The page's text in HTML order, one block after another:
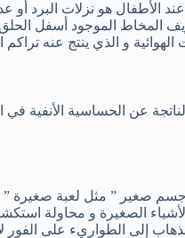
الأطفال هو نزلات البرد أو
المخاط الموجود أسفل الحلق.
و الذي ينتج عنه تراكم
عن الحساسية الأنفية
جسم صغير ” مثل لعبة صغيرة ”
الصغيرة و محاولة
إلى الطواريء على الفور